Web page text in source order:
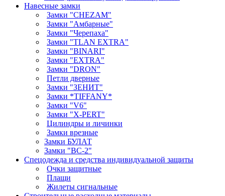
Навесные замки
Замки "CHEZAM"
Замки "Амбарные"
Замки "Черепаха"
Замки "TLAN EXTRA"
Замки "BINARI"
Замки "EXTRA"
Замки "DRON"
Петли дверные
Замки "ЗЕНИТ"
Замки *TIFFANY*
Замки "V6"
Замки "X-PERT"
Цилиндры и личинки
Замки врезные
Замки БУЛАТ
Замки "ВС-2"
Спецодежда и средства индивидуальной защиты
Очки защитные
Плащи
Жилеты сигнальные